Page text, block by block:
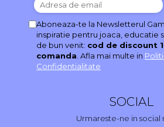
Aboneaza-te la Newsletterul
inspiratie pentru joaca, educatie
de bun venit: cod de discount
comanda. Afla mai multe in
Confidentialitate
SOCIAL
Urmareste-ne in social